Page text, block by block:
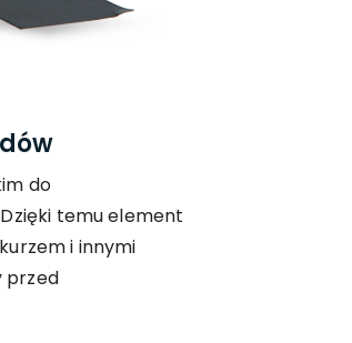
do
temu element
i innymi
przed